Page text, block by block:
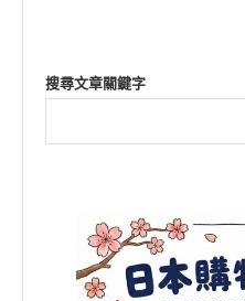
搜尋文章關鍵字